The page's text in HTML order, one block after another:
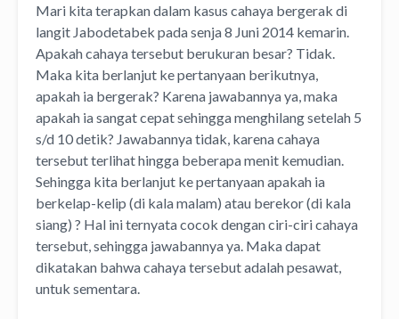
Mari kita terapkan dalam kasus cahaya bergerak di
langit Jabodetabek pada senja 8 Juni 2014 kemarin.
Apakah cahaya tersebut berukuran besar? Tidak.
Maka kita berlanjut ke pertanyaan berikutnya,
apakah ia bergerak? Karena jawabannya ya, maka
apakah ia sangat cepat sehingga menghilang setelah 5
s/d 10 detik? Jawabannya tidak, karena cahaya
tersebut terlihat hingga beberapa menit kemudian.
Sehingga kita berlanjut ke pertanyaan apakah ia
berkelap-kelip (di kala malam) atau berekor (di kala
siang) ? Hal ini ternyata cocok dengan ciri-ciri cahaya
tersebut, sehingga jawabannya ya. Maka dapat
dikatakan bahwa cahaya tersebut adalah pesawat,
untuk sementara.